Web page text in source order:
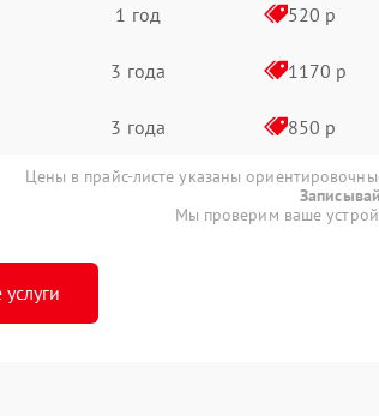
1 год 520 р
3 года 1170 р
3 года 850 р
Цены в прайс-листе указаны
Мы проверим ваше